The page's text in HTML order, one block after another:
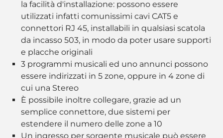
la facilità d'installazione: possono essere
utilizzati infatti comunissimi cavi CAT5 e
connettori RJ 45, installabili in qualsiasi scatola
da incasso 503, in modo da poter usare supporti
e placche originali
3 programmi musicali ed uno annunci possono
essere indirizzati in 5 zone, oppure in 4 zone di
cui una Stereo
È possibile inoltre collegare, grazie ad un
semplice connettore, due sistemi per
estendere il numero delle zone a 10
Un ingresso per sorgente musicale può essere